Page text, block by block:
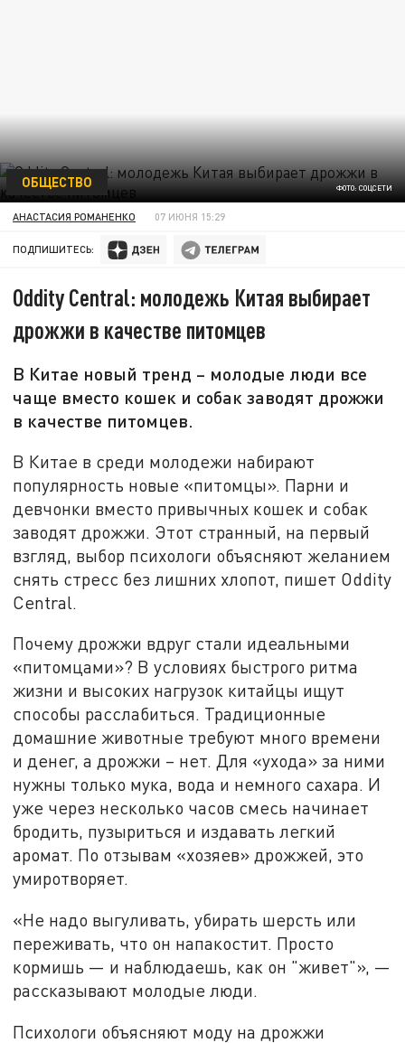
ФОТО: СОЦСЕТИ
ОБЩЕСТВО
АНАСТАСИЯ РОМАНЕНКО 07 ИЮНЯ 15:29
ПОДПИШИТЕСЬ:
Oddity Central: молодежь Китая выбирает
дрожжи в качестве питомцев
В Китае новый тренд – молодые люди все
чаще вместо кошек и собак заводят дрожжи
в качестве питомцев.
В Китае в среди молодежи набирают
популярность новые «питомцы». Парни и
девчонки вместо привычных кошек и собак
заводят дрожжи. Этот странный, на первый
взгляд, выбор психологи объясняют желанием
снять стресс без лишних хлопот, пишет Oddity
Central.
Почему дрожжи вдруг стали идеальными
«питомцами»? В условиях быстрого ритма
жизни и высоких нагрузок китайцы ищут
способы расслабиться. Традиционные
домашние животные требуют много времени
и денег, а дрожжи – нет. Для «ухода» за ними
нужны только мука, вода и немного сахара. И
уже через несколько часов смесь начинает
бродить, пузыриться и издавать легкий
аромат. По отзывам «хозяев» дрожжей, это
умиротворяет.
«Не надо выгуливать, убирать шерсть или
переживать, что он напакостит. Просто
кормишь — и наблюдаешь, как он "живет"», —
рассказывают молодые люди.
Психологи объясняют моду на дрожжи